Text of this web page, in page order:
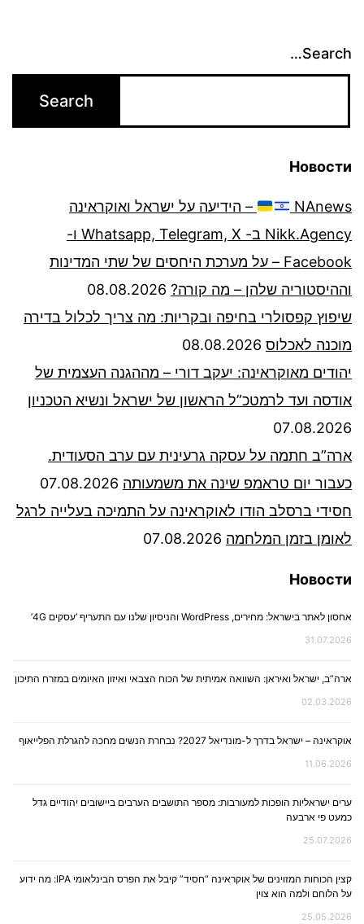
Search…
Новости
NAnews
– הידיעה על ישראל ואוקראינה
Nikk.Agency ב- Whatsapp, Telegram, X ו-
Facebook – על מערכת היחסים של שתי המדינות
וההיסטוריה שלהן – מה קורה? 08.08.2026
שיפוץ קפסולרי בחיפה ובקריות: מה צריך לכלול בדירה
מוכנה לאכלוס 08.08.2026
יהודים מאוקראינה: יעקב דורי – מההגנה העצמית של
אודסה ועד לרמטכ”ל הראשון של ישראל ונשיא הטכניון
07.08.2026
ארה”ב חתמה על עסקה גרעינית עם ערב הסעודית.
כעבור יום טראמפ שינה את משמעותה 07.08.2026
חסידי ברסלב הודו לאוקראינה על התמיכה בעלייה לרגל
לאומן בזמן המלחמה 07.08.2026
Новости
אחסון לאתר בישראל: מחירים, WordPress והניסיון שלנו עם התעריף ‘עסקים 4G’
31.07.2026
ארה”ב, ישראל ואיראן: השוואה אמיתית של הכוח הצבאי ואיזון האיומים במזרח התיכון
02.03.2026
אוקראינה – ישראל בדרך ל-מונדיאל 2027? נבחרת הנשים מחכה להגרלת הפלייאוף
11.06.2026
ערים ישראליות הופכות למעורבות: מספר התושבים הערבים ביישובים יהודיים גדל
כמעט פי ארבעה
25.07.2026
קצין הכוחות המזוינים של אוקראינה “חסיד” קיבל את הפרס הבינלאומי IPA: מה ידוע
על הלוחם ולמה הוא צוין
25.05.2026